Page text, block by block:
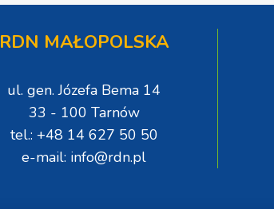
RDN MAŁOPOLSKA
ul. gen. Józefa Bema 14
33 - 100 Tarnów
tel.: +48 14 627 50 50
e-mail: info@rdn.pl